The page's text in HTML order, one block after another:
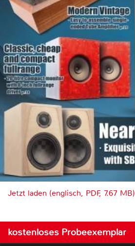
Jetzt laden (englisch, PDF, 7.67 MB)
kostenloses Probeexemplar